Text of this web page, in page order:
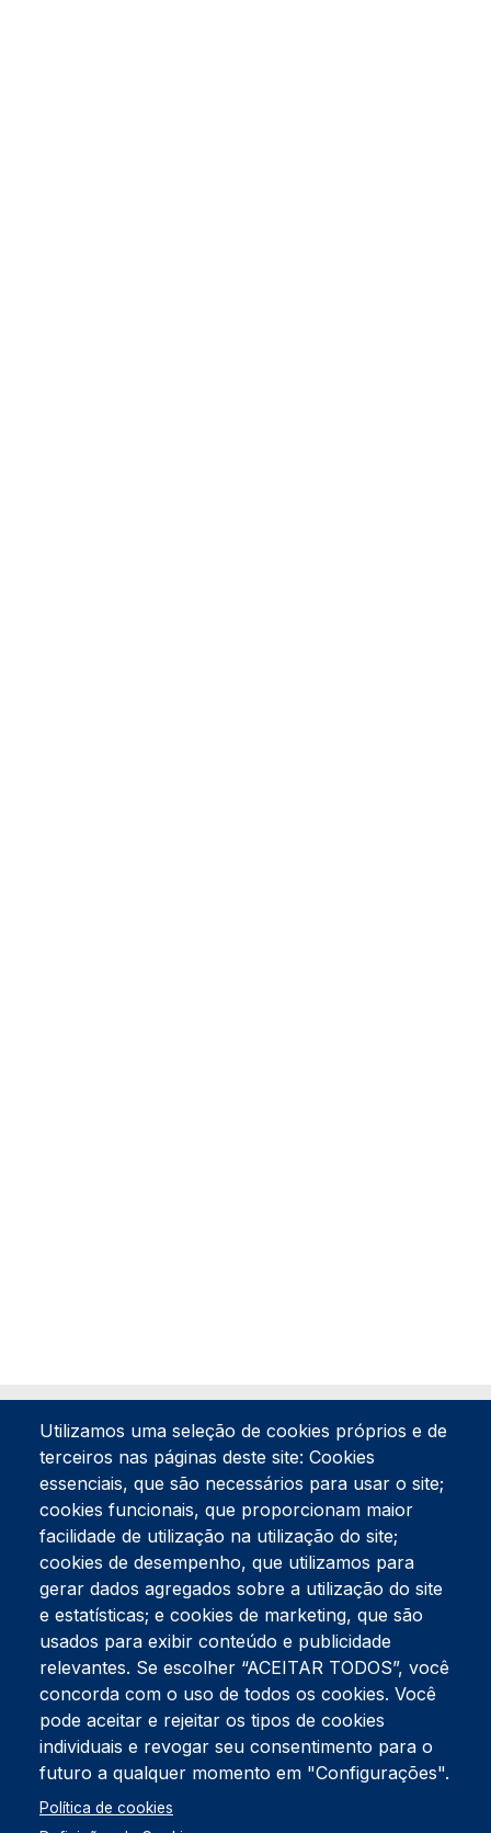
Tel:234 390 100 Fax:234 390 100
Endereço Postal
Apartado 42
Rua Gil Eanes 31
3834-908 Gafanha da Nazaré
Estúdios
Rua Prior Guerra
Edifício do Centro Cultural da Gafanha da Nazaré
3830-556 Gafanha da Nazaré
Rodapé
Cookies Política de Privacidade
Utilizamos uma seleção de cookies próprios e de
terceiros nas páginas deste site: Cookies
essenciais, que são necessários para usar o site;
cookies funcionais, que proporcionam maior
facilidade de utilização na utilização do site;
cookies de desempenho, que utilizamos para
gerar dados agregados sobre a utilização do site
e estatísticas; e cookies de marketing, que são
usados para exibir conteúdo e publicidade
relevantes. Se escolher “ACEITAR TODOS”, você
concorda com o uso de todos os cookies. Você
pode aceitar e rejeitar os tipos de cookies
individuais e revogar seu consentimento para o
futuro a qualquer momento em "Configurações".
Política de cookies